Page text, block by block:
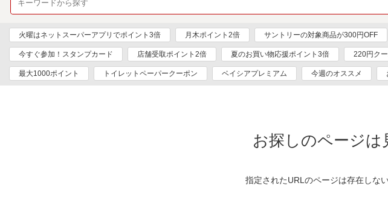
火曜はネットスーパーアプリでポイント3倍 月木ポイント2倍 サントリーの対象商品が300円OFF
今すぐ参加！スタンプカード 店舗受取ポイント2倍 夏のお買い物応援ポイント3倍 220円ク
最大1000ポイント トイレットペーパークーポン ベイシアプレミアム 今週のオススメ
お探しのページは
指定されたURLのページは存在しな